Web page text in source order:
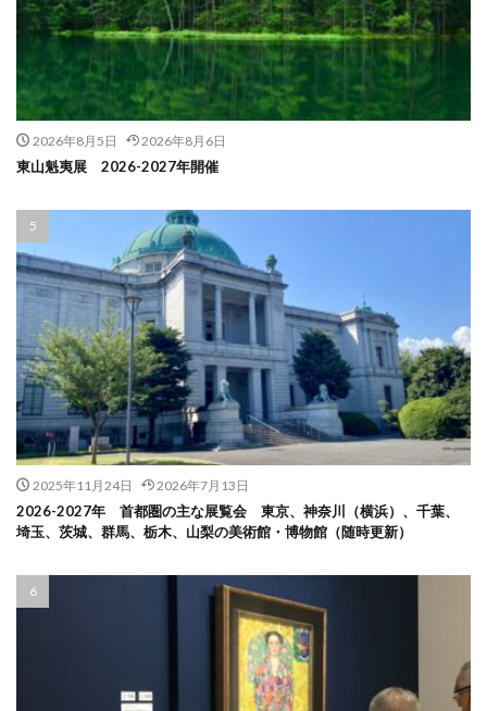
2026年8月5日 2026年8月6日
東山魁夷展 2026-2027年開催
2025年11月24日 2026年7月13日
2026-2027年 首都圏の主な展覧会 東京、神奈川（横浜）、千葉、
埼玉、茨城、群馬、栃木、山梨の美術館・博物館（随時更新）